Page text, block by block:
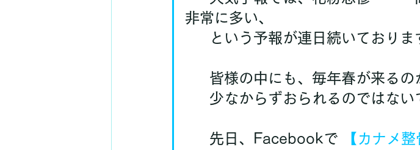
非常に多い、
という予報が連日続いておりま
皆様の中にも、毎年春が来る
少なからずおられるのではない
	先日、Facebookで
【カナメ整